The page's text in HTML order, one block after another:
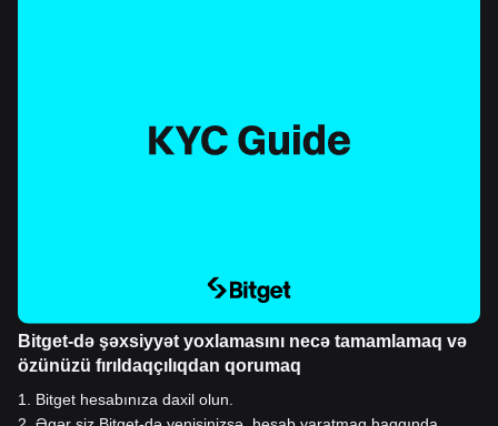
Bitget-də şəxsiyyət yoxlamasını necə tamamlamaq və
özünüzü fırıldaqçılıqdan qorumaq
1
Bitget hesabınıza daxil olun.